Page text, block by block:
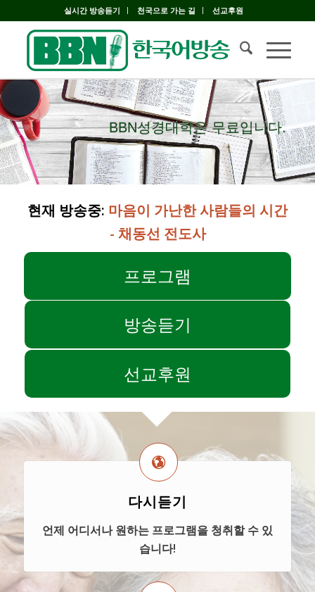
실시간 방송듣기 천국으로 가는 길 선교후원
BBN성경대학은 무료입니다.
BBN성경대학은 무료입니다.
현재 방송중: 마음이 가난한 사람들의 시간
- 채동선 전도사
프로그램
방송듣기
선교후원
다시듣기
언제 어디서나 원하는 프로그램을 청취할 수 있
습니다!